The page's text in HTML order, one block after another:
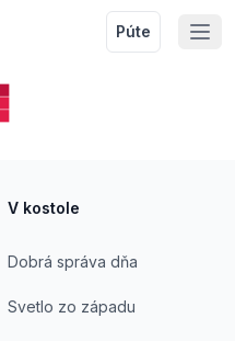
Púte
V kostole
Dobrá správa dňa
Svetlo zo západu